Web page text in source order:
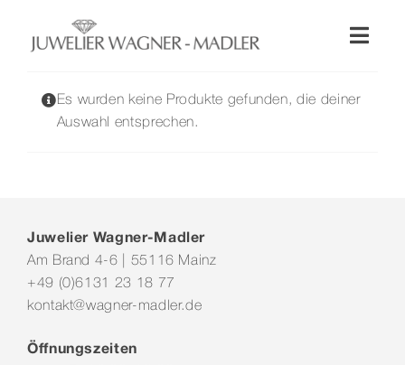
springen
Wellendorff
Es wurden keine Produkte gefunden, die deiner
Auswahl entsprechen.
Juwelier Wagner-Madler
Am Brand 4-6 | 55116 Mainz
+49 (0)6131 23 18 77
kontakt@wagner-madler.de
Öffnungszeiten